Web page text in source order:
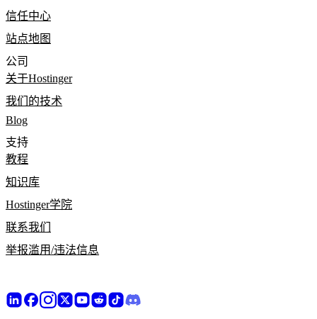
信任中心
站点地图
公司
关于Hostinger
我们的技术
Blog
支持
教程
知识库
Hostinger学院
联系我们
举报滥用/违法信息